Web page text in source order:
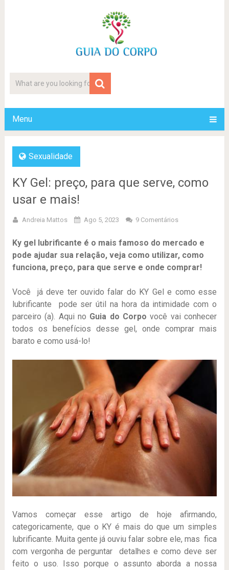
Menu
Sexualidade
KY Gel: preço, para que serve, como
usar e mais!
Andreia Mattos Ago 5, 2023 9 Comentários
Ky gel lubrificante é o mais famoso do mercado e
pode ajudar sua relação, veja como utilizar, como
funciona, preço, para que serve e onde comprar!
Você já deve ter ouvido falar do KY Gel e como esse
lubrificante pode ser útil na hora da intimidade com o
parceiro (a). Aqui no Guia do Corpo você vai conhecer
todos os benefícios desse gel, onde comprar mais
barato e como usá-lo!
Vamos começar esse artigo de hoje afirmando,
categoricamente, que o KY é mais do que um simples
lubrificante. Muita gente já ouviu falar sobre ele, mas fica
com vergonha de perguntar detalhes e como deve ser
feito o uso. Isso porque o assunto aborda a nossa